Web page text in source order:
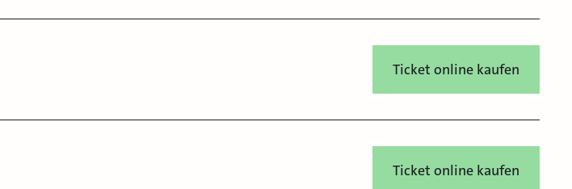
Ticket online kaufen
Ticket online kaufen